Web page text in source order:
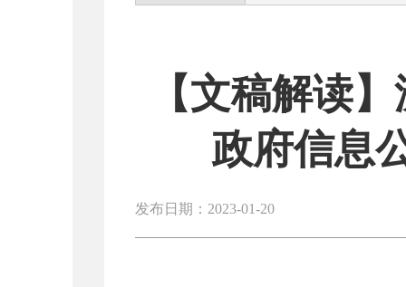
【文稿解读
政府信息
发布日期：2023-01-20